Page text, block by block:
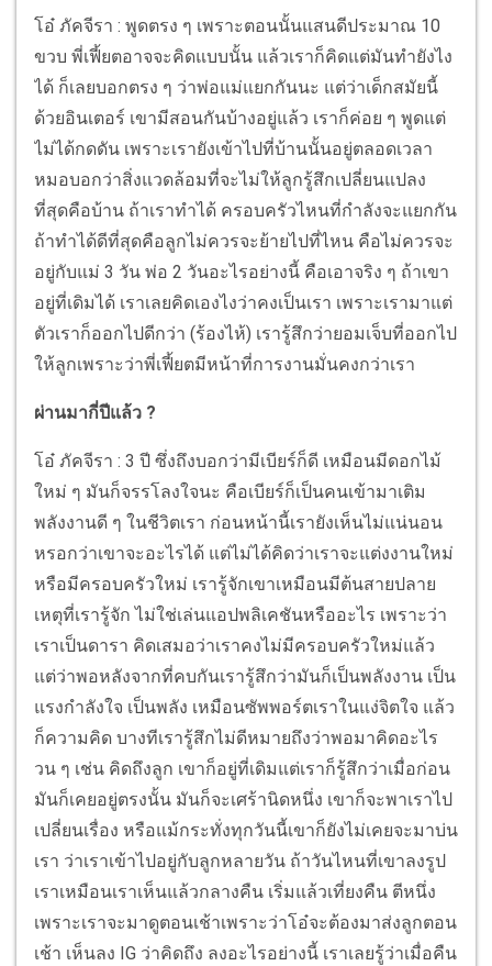
โอ๋ ภัคจีรา : พูดตรง ๆ เพราะตอนนั้นแสนดีประมาณ 10
ขวบ พี่เฟี้ยตอาจจะคิดแบบนั้น แล้วเราก็คิดแต่มันทำยังไง
ได้ ก็เลยบอกตรง ๆ ว่าพ่อแม่แยกกันนะ แต่ว่าเด็กสมัยนี้
ด้วยอินเตอร์ เขามีสอนกันบ้างอยู่แล้ว เราก็ค่อย ๆ พูดแต่
ไม่ได้กดดัน เพราะเรายังเข้าไปที่บ้านนั้นอยู่ตลอดเวลา
หมอบอกว่าสิ่งแวดล้อมที่จะไม่ให้ลูกรู้สึกเปลี่ยนแปลง
ที่สุดคือบ้าน ถ้าเราทำได้ ครอบครัวไหนที่กำลังจะแยกกัน
ถ้าทำได้ดีที่สุดคือลูกไม่ควรจะย้ายไปที่ไหน คือไม่ควรจะ
อยู่กับแม่ 3 วัน พ่อ 2 วันอะไรอย่างนี้ คือเอาจริง ๆ ถ้าเขา
อยู่ที่เดิมได้ เราเลยคิดเองไงว่าคงเป็นเรา เพราะเรามาแต่
ตัวเราก็ออกไปดีกว่า (ร้องไห้) เรารู้สึกว่ายอมเจ็บที่ออกไป
ให้ลูกเพราะว่าพี่เฟี้ยตมีหน้าที่การงานมั่นคงกว่าเรา
ผ่านมากี่ปีแล้ว ?
โอ๋ ภัคจีรา : 3 ปี ซึ่งถึงบอกว่ามีเบียร์ก็ดี เหมือนมีดอกไม้
ใหม่ ๆ มันก็จรรโลงใจนะ คือเบียร์ก็เป็นคนเข้ามาเติม
พลังงานดี ๆ ในชีวิตเรา ก่อนหน้านี้เรายังเห็นไม่แน่นอน
หรอกว่าเขาจะอะไรได้ แต่ไม่ได้คิดว่าเราจะแต่งงานใหม่
หรือมีครอบครัวใหม่ เรารู้จักเขาเหมือนมีต้นสายปลาย
เหตุที่เรารู้จัก ไม่ใช่เล่นแอปพลิเคชันหรืออะไร เพราะว่า
เราเป็นดารา คิดเสมอว่าเราคงไม่มีครอบครัวใหม่แล้ว
แต่ว่าพอหลังจากที่คบกันเรารู้สึกว่ามันก็เป็นพลังงาน เป็น
แรงกำลังใจ เป็นพลัง เหมือนซัพพอร์ตเราในแง่จิตใจ แล้ว
ก็ความคิด บางทีเรารู้สึกไม่ดีหมายถึงว่าพอมาคิดอะไร
วน ๆ เช่น คิดถึงลูก เขาก็อยู่ที่เดิมแต่เราก็รู้สึกว่าเมื่อก่อน
มันก็เคยอยู่ตรงนั้น มันก็จะเศร้านิดหนึ่ง เขาก็จะพาเราไป
เปลี่ยนเรื่อง หรือแม้กระทั่งทุกวันนี้เขาก็ยังไม่เคยจะมาบ่น
เรา ว่าเราเข้าไปอยู่กับลูกหลายวัน ถ้าวันไหนที่เขาลงรูป
เราเหมือนเราเห็นแล้วกลางคืน เริ่มแล้วเที่ยงคืน ตีหนึ่ง
เพราะเราจะมาดูตอนเช้าเพราะว่าโอ๋จะต้องมาส่งลูกตอน
เช้า เห็นลง IG ว่าคิดถึง ลงอะไรอย่างนี้ เราเลยรู้ว่าเมื่อคืน